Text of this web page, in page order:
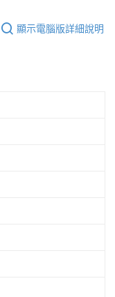
顯示電腦版詳細說明